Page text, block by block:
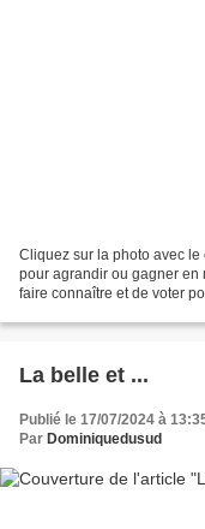
Cliquez sur la photo avec le
pour agrandir ou gagner en
faire connaître et de voter
La belle et ...
Publié le 17/07/2024 à
Par Dominiquedusud